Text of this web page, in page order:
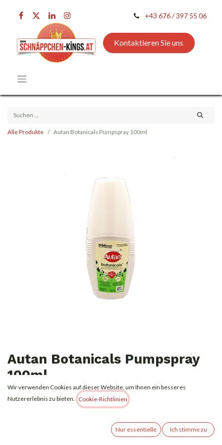
+43 676 / 397 55 06
Kontaktieren Sie uns
Alle Produkte Autan Botanicals Pumpspray 100ml
Autan Botanicals Pumpspray
100ml
4,49€ Alle Preise inkl. MwSt.zzgl. Versandkosten
Wir verwenden Cookies auf dieser Website, um Ihnen ein besseres
Nutzererlebnis zu bieten.
Cookie-Richtlinien
Nur essentielle Ich stimme zu